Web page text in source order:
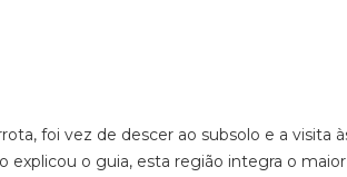
foi vez de descer ao subsolo e a visita
o guia, esta região integra o